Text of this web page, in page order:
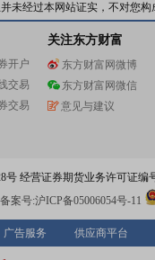
未经过本网站证实，不对您
开户
交易
交易
关注东方财富
东方财富网微博
东方财富网微信
意见与建议
经营证券期货业务许可证编
案号:沪ICP备05006054号-11
广告服务 供应商平台